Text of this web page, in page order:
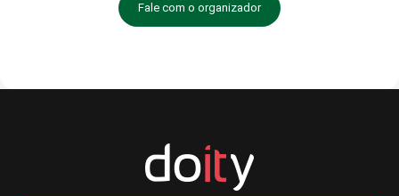
Fale com o organizador